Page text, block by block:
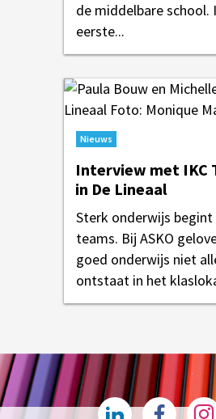
de middelbare school.
eerste...
Nieuws
Interview met IKC
in De Lineaal
Sterk onderwijs
teams. Bij ASKO
goed onderwijs niet
ontstaat in het